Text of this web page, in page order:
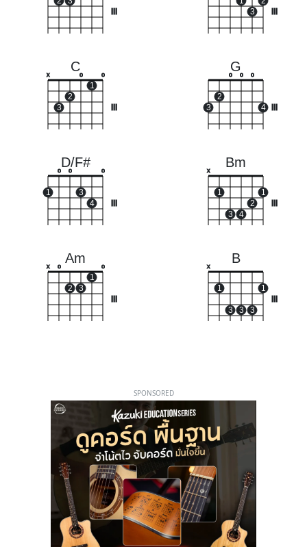
3
C
x
3
2
o
1
o
G
3
2
o o o
4
D/F#
1
o o
3
4
o
Bm
x
1
3 4
2
1
Am
x o
2 3
1
o
B
x
1
3 3 3
1
SPONSORED